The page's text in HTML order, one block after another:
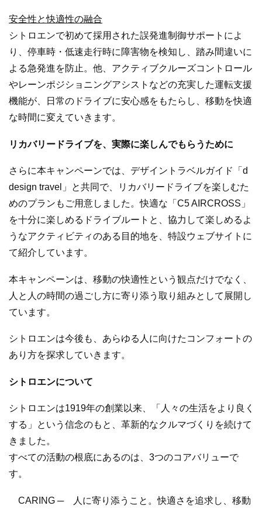
安全性と快適性の融合
シトロエンで初めて採用された誤発進制御サポートによ
り、停車時・低速走行時に障害物を検知し、踏み間違いに
よる急発進を防止。他、アクティブクルーズコントロール
やレーンポジショニングアシストなどの充実した運転支援
機能が、日常のドライブに安心感をもたらし、移動を快適
な時間に変えていきます。
リカバリードライブを、実際に楽しんでもらうために
さらに本キャンペーンでは、デザイントラベルガイド「d
design travel」と共同で、リカバリードライブを楽しむた
めのプランもご用意しました。快適な「C5 AIRCROSS」
を十分に楽しめるドライブルートと、協力して楽しめるよ
うなアクティビティのある目的地を、特設ウェブサイトに
て紹介しています。
本キャンペーンは、移動の快適性という観点だけでなく、
人と人の時間の過ごし方に寄り添う取り組みとして展開し
ています。
シトロエンは今後も、あらゆる人に向けたコンフォートの
あり方を探求していきます。
シトロエンについて
シトロエンは1919年の創業以来、「人々の生活をより良く
する」という信念のもと、革新的なクルマづくりを続けて
きました。
すべての活動の根底にあるのは、3つのコアバリューで
す。
CARING ─ 人に寄り添うこと。快適さを追求し、移動